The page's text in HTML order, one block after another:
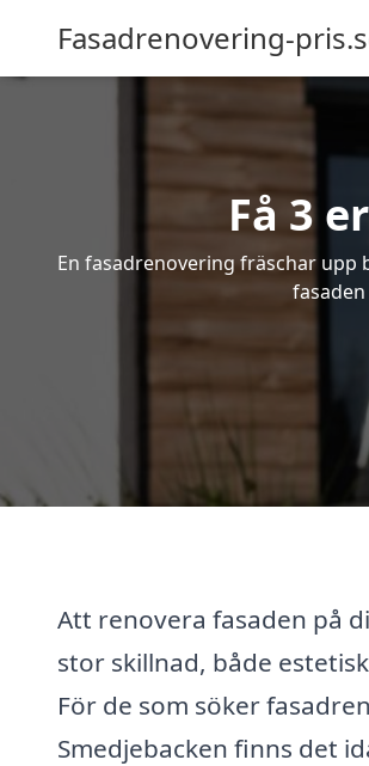
Fasadrenovering-
Få 3
En fasadrenovering fräschar
Att renovera fasaden på
stor skillnad, både
För de som söker
Smedjebacken finns det